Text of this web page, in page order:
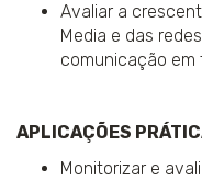
Avaliar a
Media e das
comunicação em
APLICAÇÕES
Monitorizar e